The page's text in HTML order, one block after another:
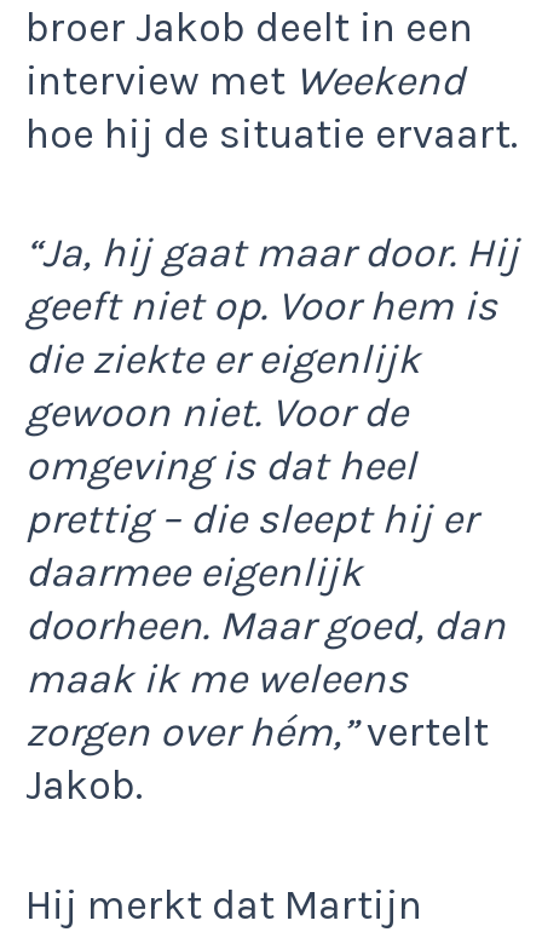
broer Jakob deelt in een
interview met Weekend
hoe hij de situatie ervaart.
“Ja, hij gaat maar door. Hij
geeft niet op. Voor hem is
die ziekte er eigenlijk
gewoon niet. Voor de
omgeving is dat heel
prettig – die sleept hij er
daarmee eigenlijk
doorheen. Maar goed, dan
maak ik me weleens
zorgen over hém,”vertelt
Jakob.
Hij merkt dat Martijn